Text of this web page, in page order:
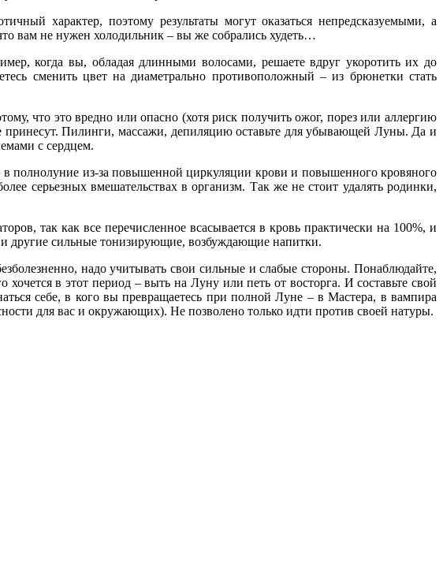
характер, поэтому результаты могут оказаться непредсказуемыми, а
вам не нужен холодильник – вы же собрались худеть…
когда вы, обладая длинными волосами, решаете вдруг укоротить их до
сменить цвет на диаметрально противоположный – из брюнетки стать
что это вредно или опасно (хотя риск получить ожог, порез или аллергию
принесут. Пилинги, массажи, депиляцию оставьте для убывающей Луны. Да и
с сердцем.
полнолуние из-за повышенной циркуляции крови и повышенного кровяного
серьезных вмешательствах в организм. Так же не стоит удалять родинки,
так как все перечисленное всасывается в кровь практически на 100%, и
и другие сильные тонизирующие, возбуждающие напитки.
надо учитывать свои сильные и слабые стороны. Понаблюдайте,
в этот период – выть на Луну или петь от восторга. И составьте свой
себе, в кого вы превращаетесь при полной Луне – в Мастера, в вампира
для вас и окружающих). Не позволено только идти против своей натуры.